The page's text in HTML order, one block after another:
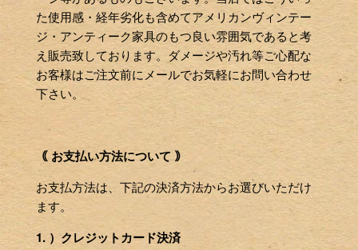
た使用感・経年劣化も含めてアメリカンヴィンテー
ジ・アンティーク家具のもつ良い雰囲気であると考
え販売致しております。ダメージや汚れ等ご心配な
お客様はご注文前にメールでお気軽にお問い合わせ
下さい。
｟ お支払い方法について ｠
お支払方法は、下記の決済方法からお選びいただけ
ます。
1. ）クレジットカード決済